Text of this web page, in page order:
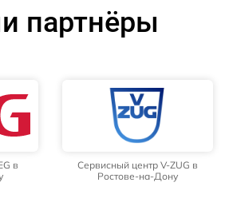
партнёры
в
Сервисный центр V-ZUG в
Ростове-на-Дону